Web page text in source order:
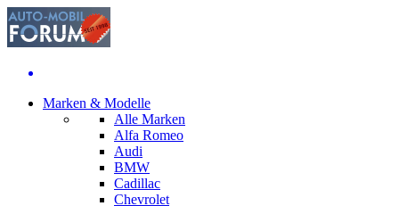
Marken & Modelle
Alle Marken
Alfa Romeo
Audi
BMW
Cadillac
Chevrolet